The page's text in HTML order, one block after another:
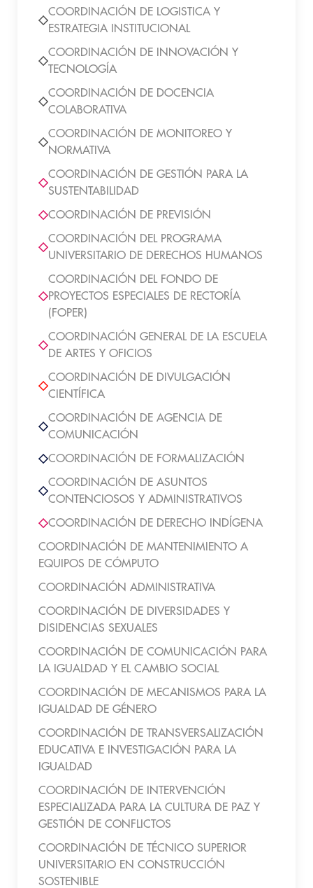
COORDINACIÓN DE LOGISTICA Y
ESTRATEGIA INSTITUCIONAL
COORDINACIÓN DE INNOVACIÓN Y
TECNOLOGÍA
COORDINACIÓN DE DOCENCIA
COLABORATIVA
COORDINACIÓN DE MONITOREO Y
NORMATIVA
COORDINACIÓN DE GESTIÓN PARA LA
SUSTENTABILIDAD
COORDINACIÓN DE PREVISIÓN
COORDINACIÓN DEL PROGRAMA
UNIVERSITARIO DE DERECHOS HUMANOS
COORDINACIÓN DEL FONDO DE
PROYECTOS ESPECIALES DE RECTORÍA
(FOPER)
COORDINACIÓN GENERAL DE LA ESCUELA
DE ARTES Y OFICIOS
COORDINACIÓN DE DIVULGACIÓN
CIENTÍFICA
COORDINACIÓN DE AGENCIA DE
COMUNICACIÓN
COORDINACIÓN DE FORMALIZACIÓN
COORDINACIÓN DE ASUNTOS
CONTENCIOSOS Y ADMINISTRATIVOS
COORDINACIÓN DE DERECHO INDÍGENA
COORDINACIÓN DE MANTENIMIENTO A
EQUIPOS DE CÓMPUTO
COORDINACIÓN ADMINISTRATIVA
COORDINACIÓN DE DIVERSIDADES Y
DISIDENCIAS SEXUALES
COORDINACIÓN DE COMUNICACIÓN PARA
LA IGUALDAD Y EL CAMBIO SOCIAL
COORDINACIÓN DE MECANISMOS PARA LA
IGUALDAD DE GÉNERO
COORDINACIÓN DE TRANSVERSALIZACIÓN
EDUCATIVA E INVESTIGACIÓN PARA LA
IGUALDAD
COORDINACIÓN DE INTERVENCIÓN
ESPECIALIZADA PARA LA CULTURA DE PAZ Y
GESTIÓN DE CONFLICTOS
COORDINACIÓN DE TÉCNICO SUPERIOR
UNIVERSITARIO EN CONSTRUCCIÓN
SOSTENIBLE